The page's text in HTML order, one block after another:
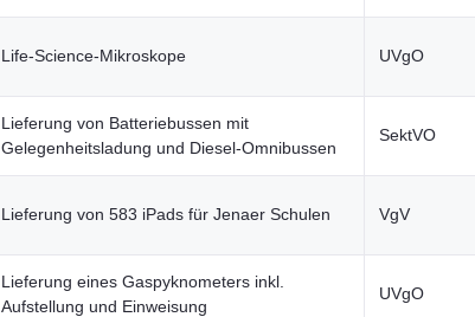
Life-Science-Mikroskope UVgO
Lieferung von Batteriebussen mit
Gelegenheitsladung und Diesel-Omnibussen
SektVO
Lieferung von 583 iPads für Jenaer Schulen VgV
Lieferung eines Gaspyknometers inkl.
Aufstellung und Einweisung
UVgO